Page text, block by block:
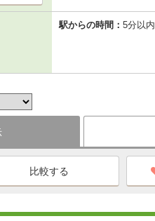
駅からの時間： 5分以内